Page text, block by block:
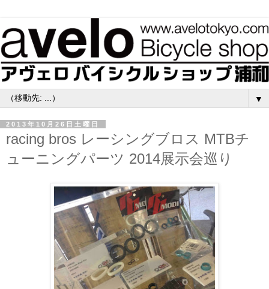
▼
2013年10月26日土曜日
racing bros レーシングブロス MTBチ
ューニングパーツ 2014展示会巡り